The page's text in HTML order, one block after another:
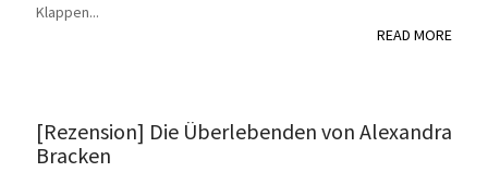
Klappen...
READ MORE
[Rezension] Die Überlebenden von Alexandra
Bracken